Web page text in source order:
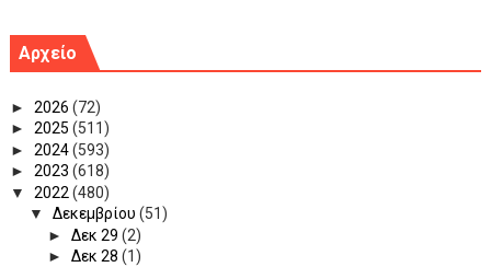
Αρχείο
► 2026 (72)
► 2025 (511)
► 2024(593)
► 2023 (618)
▼ 2022 (480)
▼ Δεκεμβρίου (51)
► Δεκ 29 (2)
► Δεκ 28 (1)